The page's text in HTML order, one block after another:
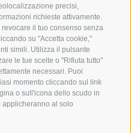
precisi,
richieste attivamente.
il tuo consenso senza
su "Accetta cookie,"
simili. Utilizza il pulsante
le tue scelte o "Rifiuta tutto"
necessari. Puoi
momento cliccando sul link
o sull'icona dello scudo in
applicheranno al solo
+39 0472 978 141
VIENNA
6.04 - A-1020 Vienna
+43 1 605 40 51
recruiting@michaeler-